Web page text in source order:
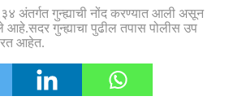
अंतर्गत गुन्ह्याची नोंद करण्यात आली असून
आहे.सदर गुन्ह्याचा पुढील तपास पोलीस उप
आहेत.